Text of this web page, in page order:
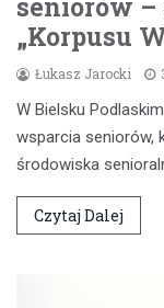
„Korpusu
Łukasz Jarocki
W Bielsku
wsparcia seniorów,
środowiska
Czytaj Dalej